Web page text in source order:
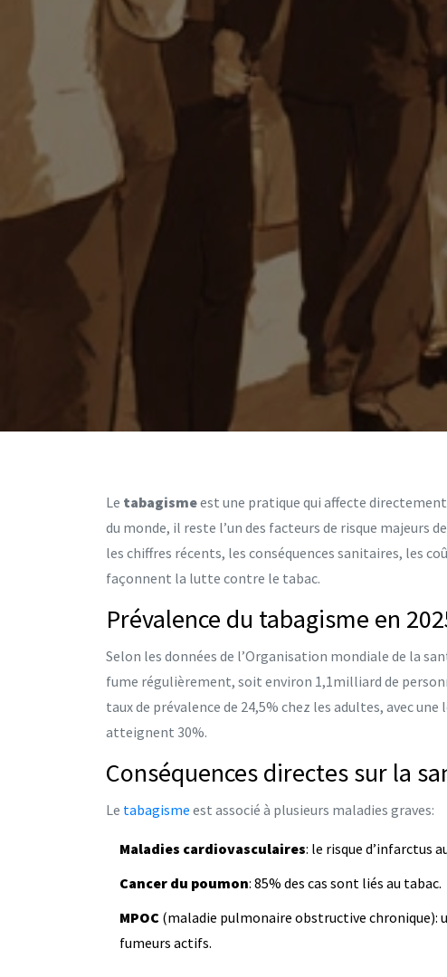
Le tabagismeest une pratique qui affecte
du monde, il reste l’un des facteurs de risque
les chiffres récents, les conséquences sanitaires, les
façonnent la lutte contre le tabac.
Prévalence du tabagisme en
Selon les données de l’Organisation mondiale de la
fume régulièrement, soit environ 1,1milliard de
taux de prévalence de 24,5% chez les adultes, avec une
atteignent 30%.
Conséquences directes sur la
Le tabagisme est associé à plusieurs maladies graves:
Maladies cardiovasculaires: le risque d’infarctus
Cancer du poumon: 85% des cas sont liés au tabac.
MPOC (maladie pulmonaire obstructive chronique):
fumeurs actifs.